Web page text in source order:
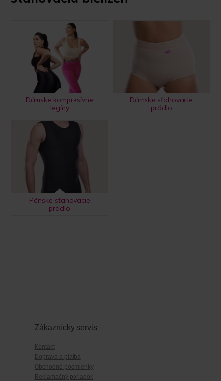
Dámske kompresívne
legíny
Dámske sťahovacie
prádlo
Pánske sťahovacie
prádlo
Zákaznícky servis
Kontakt
Doprava a platba
Obchodné podmienky
Reklamačný poriadok